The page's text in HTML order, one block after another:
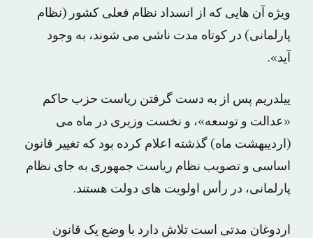
ویژه آن هایی که از انسداد نظام فعلی کشور (نظام
پارلمانی) در کوتاه مدت ناشی می شوند، به وجود
آید».
ییلدریم پس از به دست گرفتن ریاست حزب حاکم
«عدالت و توسعه»، و نخست وزیری در ماه می
(اردیبهشت ماه) گذشته اعلام کرده بود که تغییر قانون
اساسی و تصویب نظام ریاست جمهوری به جای نظام
پارلمانی، در رأس اولویت های دولت هستند.
اردوغان مدتی است تلاش دارد با وضع یک قانون